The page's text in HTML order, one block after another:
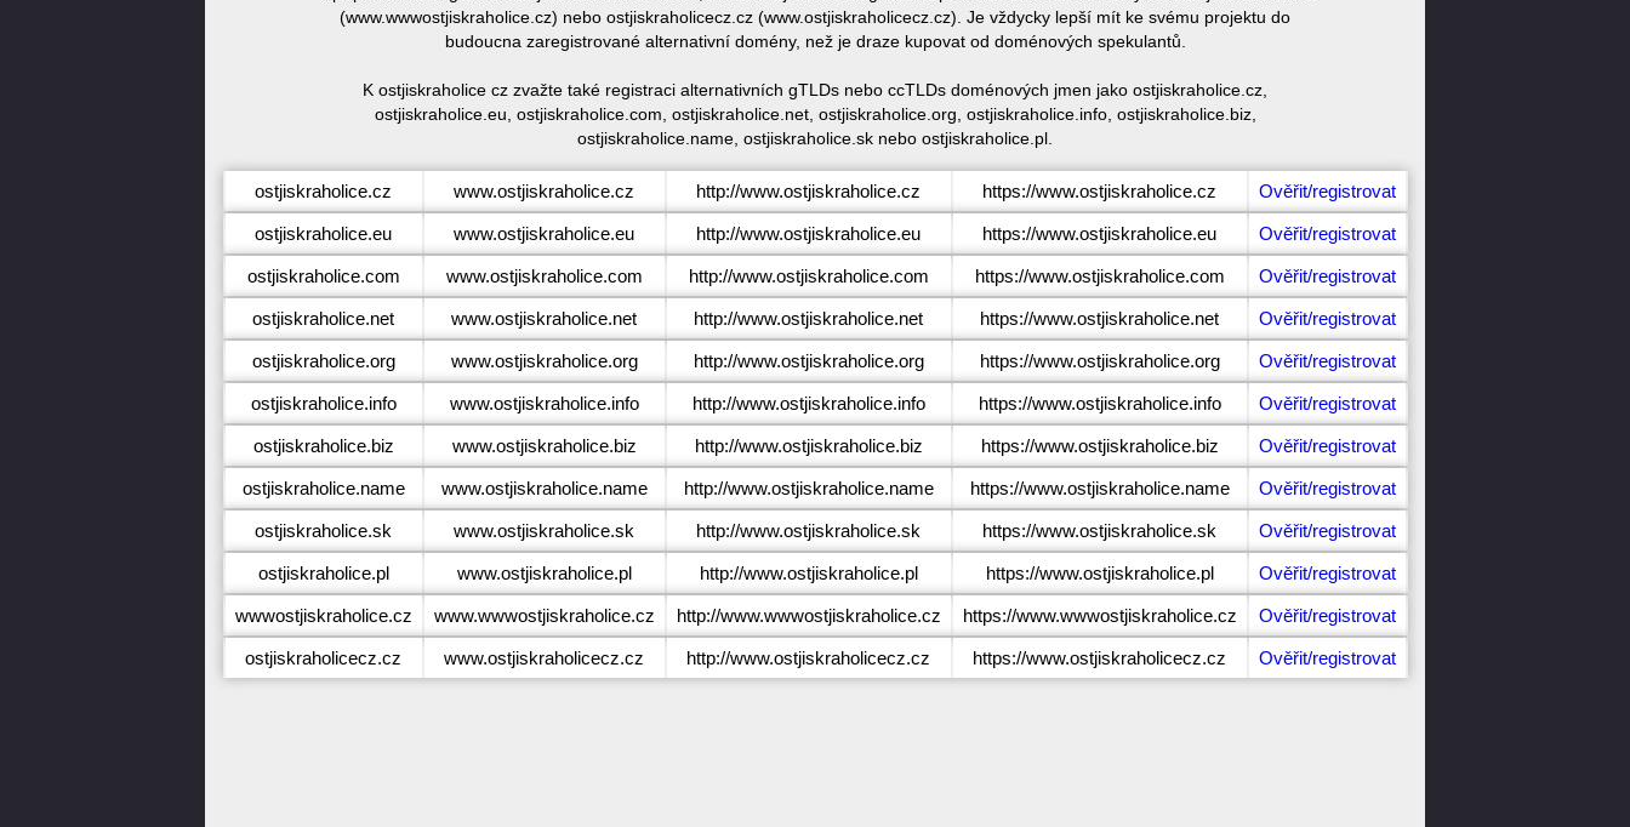
(www.wwwostjiskraholice.cz) nebo ostjiskraholicecz.cz (www.ostjiskraholicecz.cz). Je vždycky lepší mít ke svému projektu do
budoucna zaregistrované alternativní domény, než je draze kupovat od doménových spekulantů.
K ostjiskraholice cz zvažte také registraci alternativních gTLDs nebo ccTLDs doménových jmen jako ostjiskraholice.cz,
ostjiskraholice.eu, ostjiskraholice.com, ostjiskraholice.net, ostjiskraholice.org, ostjiskraholice.info, ostjiskraholice.biz,
ostjiskraholice.name, ostjiskraholice.sk nebo ostjiskraholice.pl.
ostjiskraholice.cz www.ostjiskraholice.cz http://www.ostjiskraholice.cz https://www.ostjiskraholice.cz Ověřit/registrovat
ostjiskraholice.eu www.ostjiskraholice.eu http://www.ostjiskraholice.eu https://www.ostjiskraholice.eu Ověřit/registrovat
ostjiskraholice.com www.ostjiskraholice.com http://www.ostjiskraholice.com https://www.ostjiskraholice.com Ověřit/registrovat
ostjiskraholice.net www.ostjiskraholice.net http://www.ostjiskraholice.net https://www.ostjiskraholice.net Ověřit/registrovat
ostjiskraholice.org www.ostjiskraholice.org http://www.ostjiskraholice.org https://www.ostjiskraholice.org Ověřit/registrovat
ostjiskraholice.info www.ostjiskraholice.info http://www.ostjiskraholice.info https://www.ostjiskraholice.info Ověřit/registrovat
ostjiskraholice.biz www.ostjiskraholice.biz http://www.ostjiskraholice.biz https://www.ostjiskraholice.biz Ověřit/registrovat
ostjiskraholice.name www.ostjiskraholice.name http://www.ostjiskraholice.name https://www.ostjiskraholice.name Ověřit/registrovat
ostjiskraholice.sk www.ostjiskraholice.sk http://www.ostjiskraholice.sk https://www.ostjiskraholice.sk Ověřit/registrovat
ostjiskraholice.pl www.ostjiskraholice.pl http://www.ostjiskraholice.pl https://www.ostjiskraholice.pl Ověřit/registrovat
wwwostjiskraholice.cz www.wwwostjiskraholice.cz http://www.wwwostjiskraholice.cz https://www.wwwostjiskraholice.cz Ověřit/registrovat
ostjiskraholicecz.cz www.ostjiskraholicecz.cz http://www.ostjiskraholicecz.cz https://www.ostjiskraholicecz.cz Ověřit/registrovat